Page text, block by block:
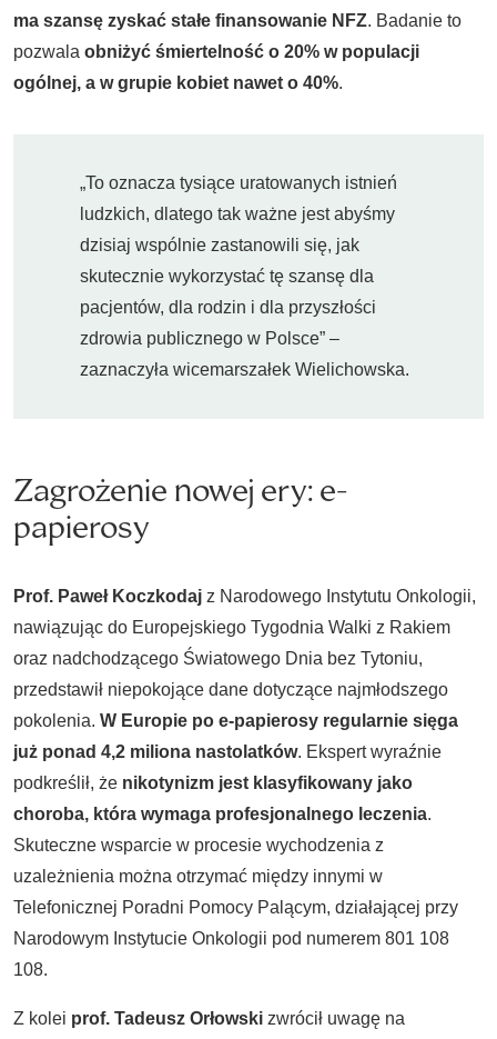
ma szansę zyskać stałe finansowanie NFZ. Badanie to
pozwala obniżyć śmiertelność o 20% w populacji
ogólnej, a w grupie kobiet nawet o 40%.
„To oznacza tysiące uratowanych istnień
ludzkich, dlatego tak ważne jest abyśmy
dzisiaj wspólnie zastanowili się, jak
skutecznie wykorzystać tę szansę dla
pacjentów, dla rodzin i dla przyszłości
zdrowia publicznego w Polsce” –
zaznaczyła wicemarszałek Wielichowska.
Zagrożenie nowej ery: e-
papierosy
Prof. Paweł Koczkodaj z Narodowego Instytutu Onkologii,
nawiązując do Europejskiego Tygodnia Walki z Rakiem
oraz nadchodzącego Światowego Dnia bez Tytoniu,
przedstawił niepokojące dane dotyczące najmłodszego
pokolenia. W Europie po e-papierosy regularnie sięga
już ponad 4,2 miliona nastolatków. Ekspert wyraźnie
podkreślił, że nikotynizm jest klasyfikowany jako
choroba, która wymaga profesjonalnego leczenia.
Skuteczne wsparcie w procesie wychodzenia z
uzależnienia można otrzymać między innymi w
Telefonicznej Poradni Pomocy Palącym, działającej przy
Narodowym Instytucie Onkologii pod numerem 801 108
108.
Z kolei prof. Tadeusz Orłowski zwrócił uwagę na